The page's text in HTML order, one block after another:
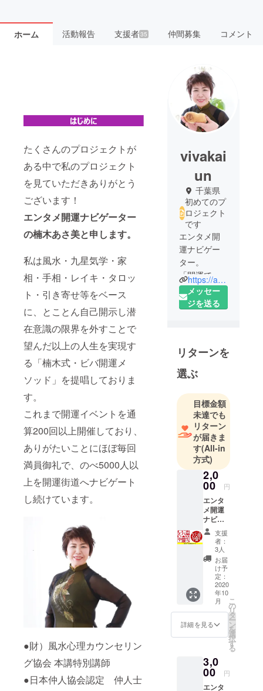
ホーム 活動報告 支援者35 仲間募集 コメント
たくさんのプロジェクトが
ある中で私のプロジェクト
を見ていただきありがとう
ございます！
エンタメ開運ナビゲーター
の楠木あさ美と申します。
私は風水・九星気学・家
相・手相・レイキ・タロッ
ト・引き寄せ等をベース
に、とことん自己開示し潜
在意識の限界を外すことで
望んだ以上の人生を実現す
る「楠木式・ビバ開運メ
ソッド」を提唱しておりま
す。
これまで開運イベントを通
算200回以上開催しており、
ありがたいことにほぼ毎回
満員御礼で、のべ5000人以
上を開運街道へナビゲート
し続けています。
●財）風水心理カウンセリン
グ協会 本講特別講師
●日本仲人協会認定 仲人士
vivakai
un
千葉県
初めてのプ
ロジェクト
です
エンタメ開
運ナビゲー
ター。
「開運で日
本を明るく
元気にす
人生のＱＯＬ
（クオリ
ティ・オ
ブ・ライ
フ）を上げ
る楠木式・
ビバ開運メ
ソッド創始
者。
鑑定やセミ
ナーのほ
ベントを都
内・千葉で
展開。
３年間での
べ5000人以
上を開運へ
ナビゲート
している。
日テレ北川
景子主演
『家売るオ
襲』風水監
JR佐倉駅南
https://asaks.net/
メッセー
ジを送る
リターンを
選ぶ
目標金額
未達でも
リターン
が届きま
す(All-in
方式)
2,0
00 円
エンタ
メ開運
ナビ
ゲー
ターの
楠木あ
さ美の
ロゴ
シール
とお礼
のメー
ルをお
送りさ
せてい
ただき
ます。
みのお
値段で
す。
支援
者：
3人
お届
け予
定：
2020
年10
月
詳細を見る
こ
の
リ
タ
ー
ン
を
選
択
す
る
3,0
00 円
エンタ